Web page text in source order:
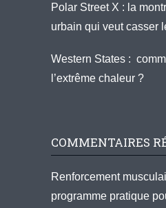
Polar Street X : la
urbain qui veut casser
Western States :
l’extrême chaleur ?
COMMENTAIRES
Renforcement
programme pratique